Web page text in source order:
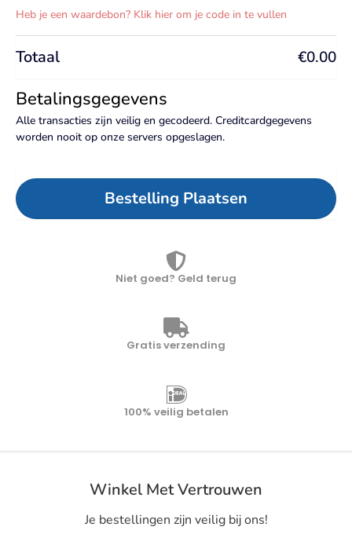
Heb je een waardebon? Klik hier om je code in te vullen
Totaal €0.00
Betalingsgegevens
Alle transacties zijn veilig en gecodeerd. Creditcardgegevens
worden nooit op onze servers opgeslagen.
Bestelling Plaatsen
Niet goed? Geld terug
Gratis verzending
100% veilig betalen
Winkel Met Vertrouwen
Je bestellingen zijn veilig bij ons!